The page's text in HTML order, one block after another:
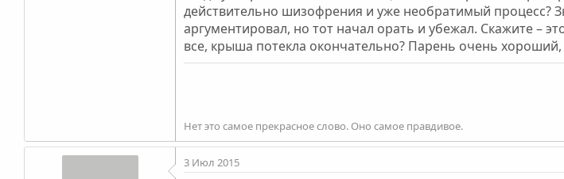
действительно шизофрения и уже необратимый процесс?
аргументировал, но тот начал орать и убежал. Скажите –
все, крыша потекла окончательно? Парень очень
Нет это самое прекрасное слово. Оно самое правдивое.
3 Июл 2015